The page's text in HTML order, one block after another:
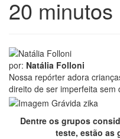
20 minutos
por: Natália Folloni
Nossa repórter adora
direito de ser imperfeita
Dentre os grupos
teste, estão as